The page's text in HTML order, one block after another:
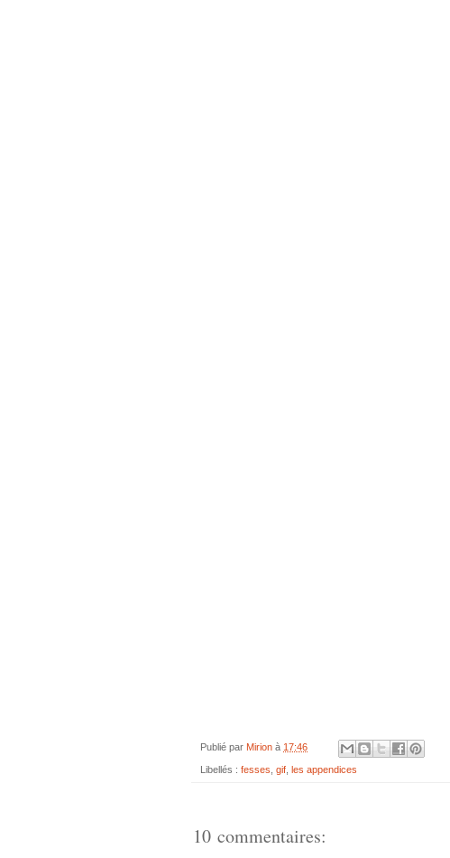
Publié par Mirion à 17:46
Libellés : fesses gif les appendices
10 commentaires: